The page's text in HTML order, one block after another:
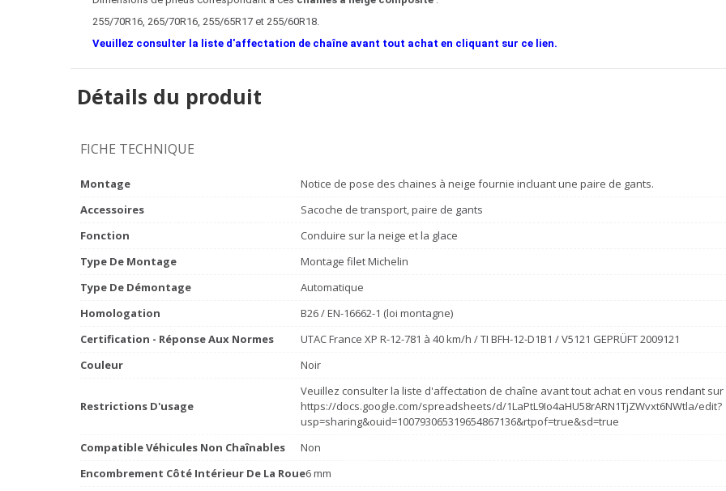
255/70R16, 265/70R16, 255/65R17 et 255/60R18.
Veuillez consulter la liste d'affectation de chaîne avant tout achat en cliquant sur ce lien.
Détails du produit
FICHE TECHNIQUE
Montage
Notice de pose des chaines à neige fournie incluant une paire de gants.
Accessoires
Sacoche de transport, paire de gants
Fonction
Conduire sur la neige et la glace
Type De Montage
Montage filet Michelin
Type De Démontage
Automatique
Homologation
B26 / EN-16662-1 (loi montagne)
Certification - Réponse Aux Normes
UTAC France XP R-12-781 à 40 km/h / TI BFH-12-D1B1 / V5121 GEPRÜFT 2009121
Couleur
Noir
Restrictions D'usage
Veuillez consulter la liste d'affectation de chaîne avant tout achat en vous rendant sur
https://docs.google.com/spreadsheets/d/1LaPtL9Io4aHU58rARN1TjZWvxt6NWtla/edit?
usp=sharing&ouid=100793065319654867136&rtpof=true&sd=true
Compatible Véhicules Non Chaînables
Non
Encombrement Côté Intérieur De La Roue6 mm